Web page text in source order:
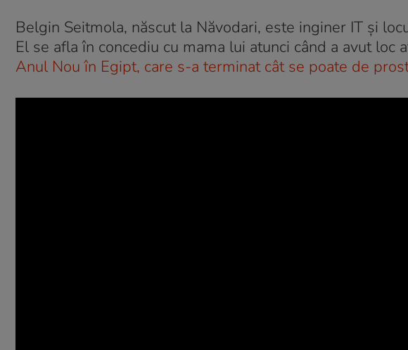
Belgin Seitmola, născut la Năvodari, este inginer IT și
El se afla în concediu cu mama lui atunci când a avut loc
Anul Nou în Egipt, care s-a terminat cât se poate de